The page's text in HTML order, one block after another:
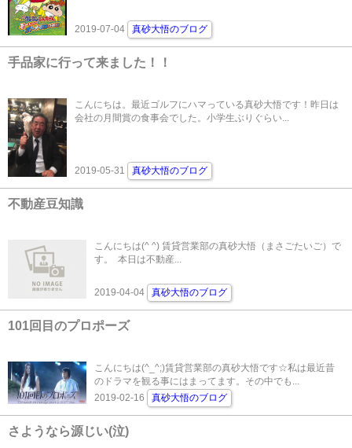
2019-07-04 真砂大悟のブログ
手品家に行って来ました！！
こんにちは。最近ゴルフにハマっている真砂大悟です！昨日は
会社の月間賞の食事会でした。小学生ぶりぐらい...
2019-05-31 真砂大悟のブログ
不動産豆知識
こんにちは(^ ^) 賃貸営業部の真砂大悟（まさごたいご）で
す。 本日は不動産...
2019-04-04 真砂大悟のブログ
101回目のプロポーズ
こんにちは(^_^;)賃貸営業部の真砂大悟です☆私は最近昔
のドラマを観る事にはまってます。その中でも...
2019-02-16
真砂大悟のブログ
さようなら源じい(泣)